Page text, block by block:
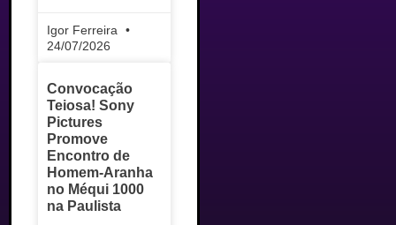
Igor Ferreira
24/07/2026
Convocação
Teiosa! Sony
Pictures
Promove
Encontro de
Homem-Aranha
no Méqui 1000
na Paulista